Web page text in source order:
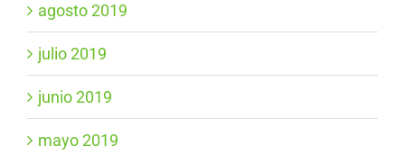
agosto 2019
julio 2019
junio 2019
mayo 2019